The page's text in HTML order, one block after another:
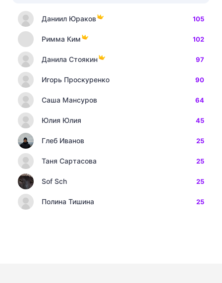
Даниил Юраков 105
Римма Ким 102
Данила Стоякин 97
Игорь Проскуренко 90
Саша Мансуров 64
Юлия Юлия 45
Глеб Иванов 25
Таня Сартасова 25
Sof Sch 25
Полина Тишина 25